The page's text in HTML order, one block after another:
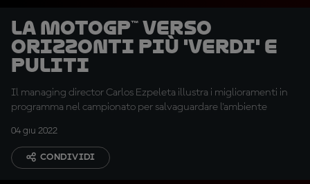
La MotoGP™ verso
orizzonti più 'verdi' e
puliti
Il managing director Carlos Ezpeleta illustra i miglioramenti in
programma nel campionato per salvaguardare l'ambiente
04 giu 2022
CONDIVIDI